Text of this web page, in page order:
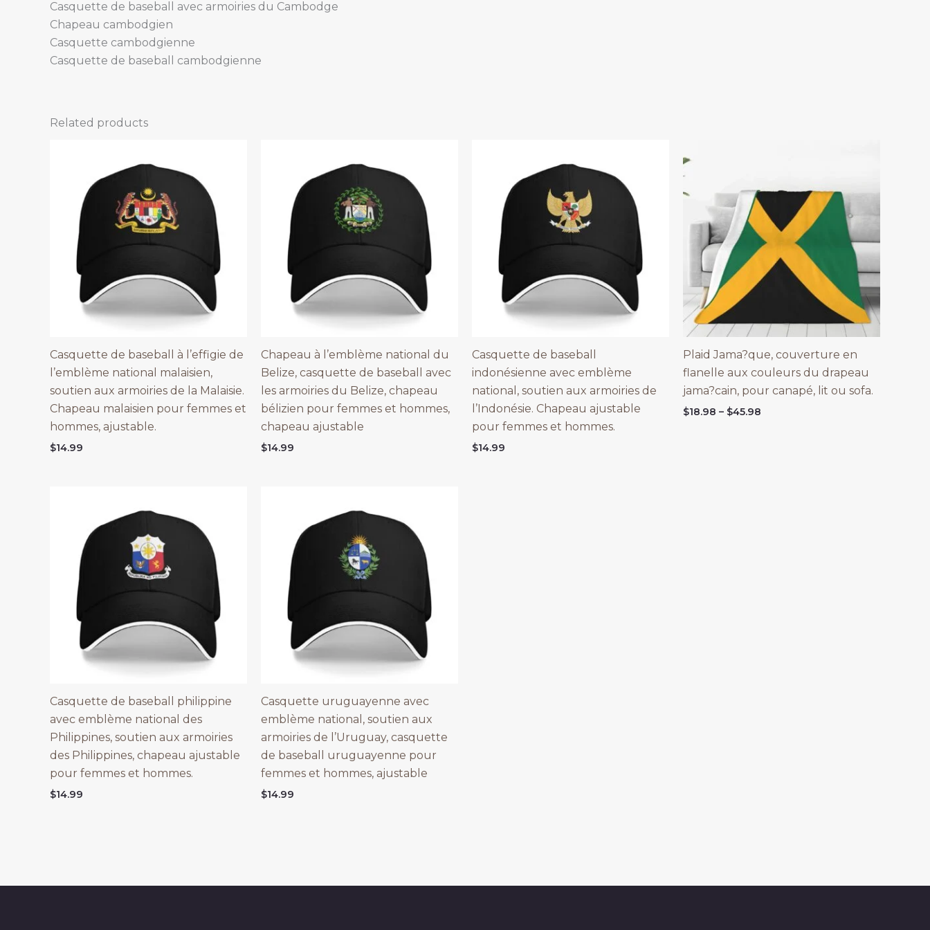
Casquette de baseball avec armoiries du Cambodge
Chapeau cambodgien
Casquette cambodgienne
Casquette de baseball cambodgienne
Related products
Casquette de baseball à l’effigie de
l’emblème national malaisien,
soutien aux armoiries de la Malaisie.
Chapeau malaisien pour femmes et
hommes, ajustable.
$14.99
Chapeau à l’emblème national du
Belize, casquette de baseball avec
les armoiries du Belize, chapeau
bélizien pour femmes et hommes,
chapeau ajustable
$14.99
Casquette de baseball
indonésienne avec emblème
national, soutien aux armoiries de
l’Indonésie. Chapeau ajustable
pour femmes et hommes.
$14.99
Plaid Jama?que, couverture en
flanelle aux couleurs du drapeau
jama?cain, pour canapé, lit ou sofa.
$18.98 – $45.98
Casquette de baseball philippine
avec emblème national des
Philippines, soutien aux armoiries
des Philippines, chapeau ajustable
pour femmes et hommes.
$14.99
Casquette uruguayenne avec
emblème national, soutien aux
armoiries de l’Uruguay, casquette
de baseball uruguayenne pour
femmes et hommes, ajustable
$14.99